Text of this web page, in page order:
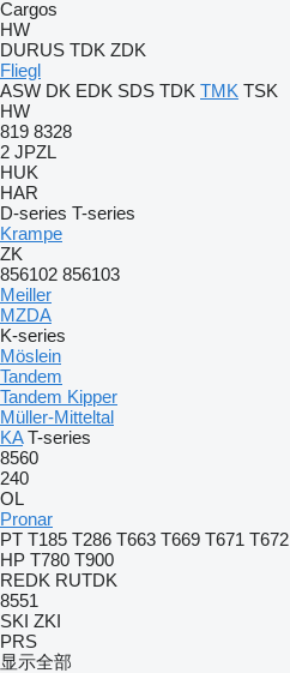
Cargos
HW
DURUS TDK ZDK
Fliegl
ASW DK EDK SDS TDK TMK TSK
HW
819 8328
2 JPZL
HUK
HAR
D-series T-series
Krampe
ZK
856102 856103
Meiller
MZDA
K-series
Möslein
Tandem
Tandem Kipper
Müller-Mitteltal
KA T-series
8560
240
OL
Pronar
PT T185 T286 T663 T669 T671 T672
HP T780 T900
REDK RUTDK
8551
SKI ZKI
PRS
显示全部